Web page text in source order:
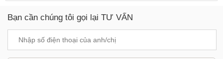
Bạn cần chúng tôi gọi lại TƯ VẤN